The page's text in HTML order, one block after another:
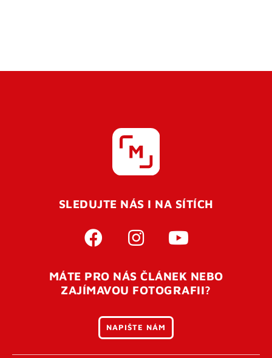
SLEDUJTE NÁS I NA SÍTÍCH
MÁTE PRO NÁS ČLÁNEK NEBO
ZAJÍMAVOU FOTOGRAFII?
NAPIŠTE NÁM